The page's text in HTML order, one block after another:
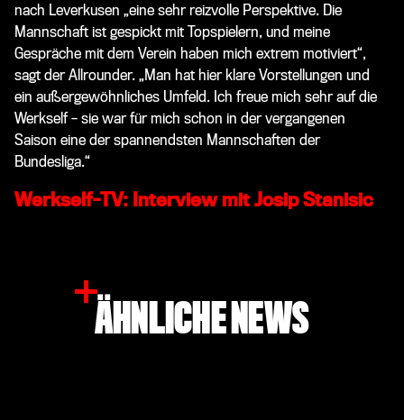
nach Leverkusen „eine sehr reizvolle Perspektive. Die
Mannschaft ist gespickt mit Topspielern, und meine
Gespräche mit dem Verein haben mich extrem motiviert“,
sagt der Allrounder. „Man hat hier klare Vorstellungen und
ein außergewöhnliches Umfeld. Ich freue mich sehr auf die
Werkself – sie war für mich schon in der vergangenen
Saison eine der spannendsten Mannschaften der
Bundesliga.“
Werkself-TV: Interview mit Josip Stanisic
ÄHNLICHE NEWS